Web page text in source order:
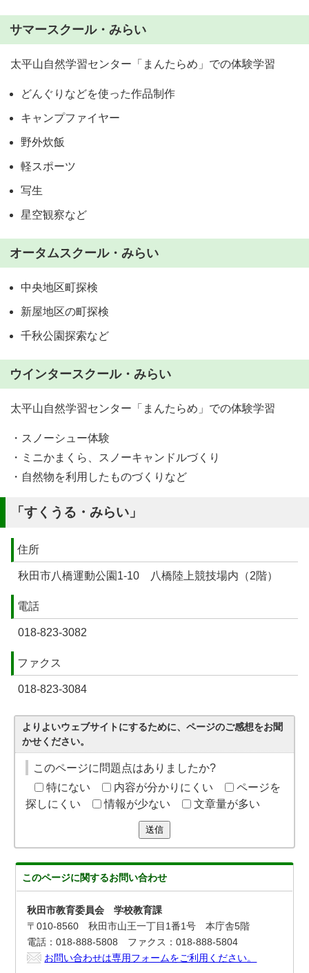
サマースクール・みらい
太平山自然学習センター「まんたらめ」での体験学習
どんぐりなどを使った作品制作
キャンプファイヤー
野外炊飯
軽スポーツ
写生
星空観察など
オータムスクール・みらい
中央地区町探検
新屋地区の町探検
千秋公園探索など
ウインタースクール・みらい
太平山自然学習センター「まんたらめ」での体験学習
・スノーシュー体験
・ミニかまくら、スノーキャンドルづくり
・自然物を利用したものづくりなど
「すくうる・みらい」
住所
秋田市八橋運動公園1-10 八橋陸上競技場内（2階）
電話
018-823-3082
ファクス
018-823-3084
よりよいウェブサイトにするために、ページのご感想をお聞
かせください。
このページに問題点はありましたか?
特にない
内容が分かりにくい
ページを
探しにくい
情報が少ない 文章量が多い
送信
このページに関するお問い合わせ
秋田市教育委員会 学校教育課
〒010-8560 秋田市山王一丁目1番1号 本庁舎5階
電話：018-888-5808 ファクス：018-888-5804
お問い合わせは専用フォームをご利用ください。